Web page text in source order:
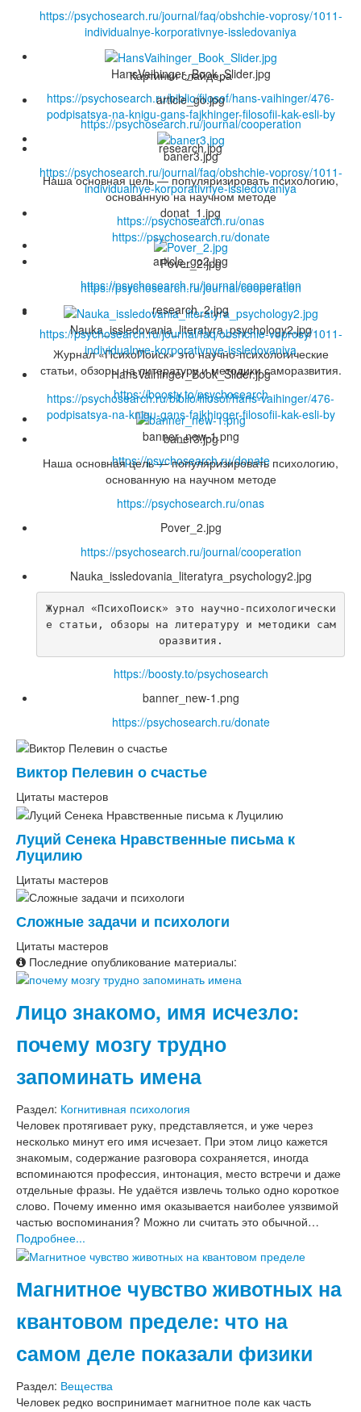
https://psychosearch.ru/journal/faq/obshchie-voprosy/1011-
individualnye-korporativnye-issledovaniya
HansVaihinger_Book_Slider.jpg
https://psychosearch.ru/biblio/filosof/hans-vaihinger/476-
podpisatsya-na-knigu-gans-fajkhinger-filosofii-kak-esli-by
baner3.jpg
Наша основная цель — популяризировать психологию,
основанную на научном методе
https://psychosearch.ru/onas
Pover_2.jpg
https://psychosearch.ru/journal/cooperation
Nauka_issledovania_literatyra_psychology2.jpg
Журнал «ПсихоПоиск» это научно-психологические
статьи, обзоры на литературу и методики саморазвития.
https://boosty.to/psychosearch
banner_new-1.png
https://psychosearch.ru/donate
Картинки слайдера
article_go.jpg
https://psychosearch.ru/journal/cooperation
research.jpg
https://psychosearch.ru/journal/faq/obshchie-voprosy/1011-
individualnye-korporativnye-issledovaniya
donat_1.jpg
https://psychosearch.ru/donate
article_go2.jpg
https://psychosearch.ru/journal/cooperation
research_2.jpg
https://psychosearch.ru/journal/faq/obshchie-voprosy/1011-
individualnye-korporativnye-issledovaniya
HansVaihinger_Book_Slider.jpg
https://psychosearch.ru/biblio/filosof/hans-vaihinger/476-
podpisatsya-na-knigu-gans-fajkhinger-filosofii-kak-esli-by
baner3.jpg
Наша основная цель — популяризировать психологию,
основанную на научном методе
https://psychosearch.ru/onas
Pover_2.jpg
https://psychosearch.ru/journal/cooperation
Nauka_issledovania_literatyra_psychology2.jpg
Журнал «ПсихоПоиск» это научно-психологически
е статьи, обзоры на литературу и методики сам
оразвития.
https://boosty.to/psychosearch
banner_new-1.png
https://psychosearch.ru/donate
Виктор Пелевин о счастье
Цитаты мастеров
Луций Сенека Нравственные письма к
Луцилию
Цитаты мастеров
Сложные задачи и психологи
Цитаты мастеров
Последние опубликование материалы:
Лицо знакомо, имя исчезло:
почему мозгу трудно
запоминать имена
Раздел: Когнитивная психология
Человек протягивает руку, представляется, и уже через
несколько минут его имя исчезает. При этом лицо кажется
знакомым, содержание разговора сохраняется, иногда
вспоминаются профессия, интонация, место встречи и даже
отдельные фразы. Не удаётся извлечь только одно короткое
слово. Почему именно имя оказывается наиболее уязвимой
частью воспоминания? Можно ли считать это обычной…
Подробнее...
Магнитное чувство животных на
квантовом пределе: что на
самом деле показали физики
Раздел: Вещества
Человек редко воспринимает магнитное поле как часть